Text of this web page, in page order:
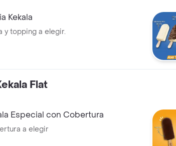
Kekala
y topping a elegir.
Flat
Especial con Cobertura
a elegir